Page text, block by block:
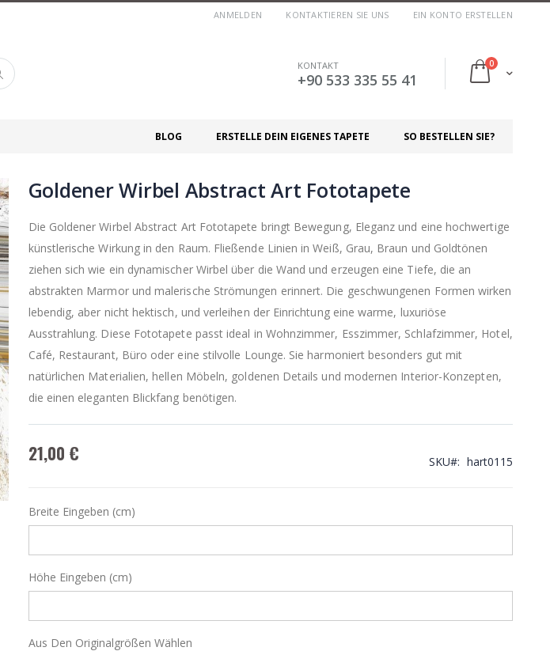
ANMELDEN KONTAKTIEREN SIE UNS EIN KONTO ERSTELLEN
Cart
0Artikel
Suche KONTAKT
+90 533 335 55 41
SO BESTELLEN SIE?
ERSTELLE DEIN EIGENES TAPETE
BLOG
Goldener Wirbel Abstract Art Fototapete
Die Goldener Wirbel Abstract Art Fototapete bringt Bewegung, Eleganz und eine hochwertige
künstlerische Wirkung in den Raum. Fließende Linien in Weiß, Grau, Braun und Goldtönen
ziehen sich wie ein dynamischer Wirbel über die Wand und erzeugen eine Tiefe, die an
abstrakten Marmor und malerische Strömungen erinnert. Die geschwungenen Formen wirken
lebendig, aber nicht hektisch, und verleihen der Einrichtung eine warme, luxuriöse
Ausstrahlung. Diese Fototapete passt ideal in Wohnzimmer, Esszimmer, Schlafzimmer, Hotel,
Café, Restaurant, Büro oder eine stilvolle Lounge. Sie harmoniert besonders gut mit
natürlichen Materialien, hellen Möbeln, goldenen Details und modernen Interior-Konzepten,
die einen eleganten Blickfang benötigen.
21,00 € SKU hart0115
Breite Eingeben (cm)
Höhe Eingeben (cm)
Aus Den Originalgrößen Wählen